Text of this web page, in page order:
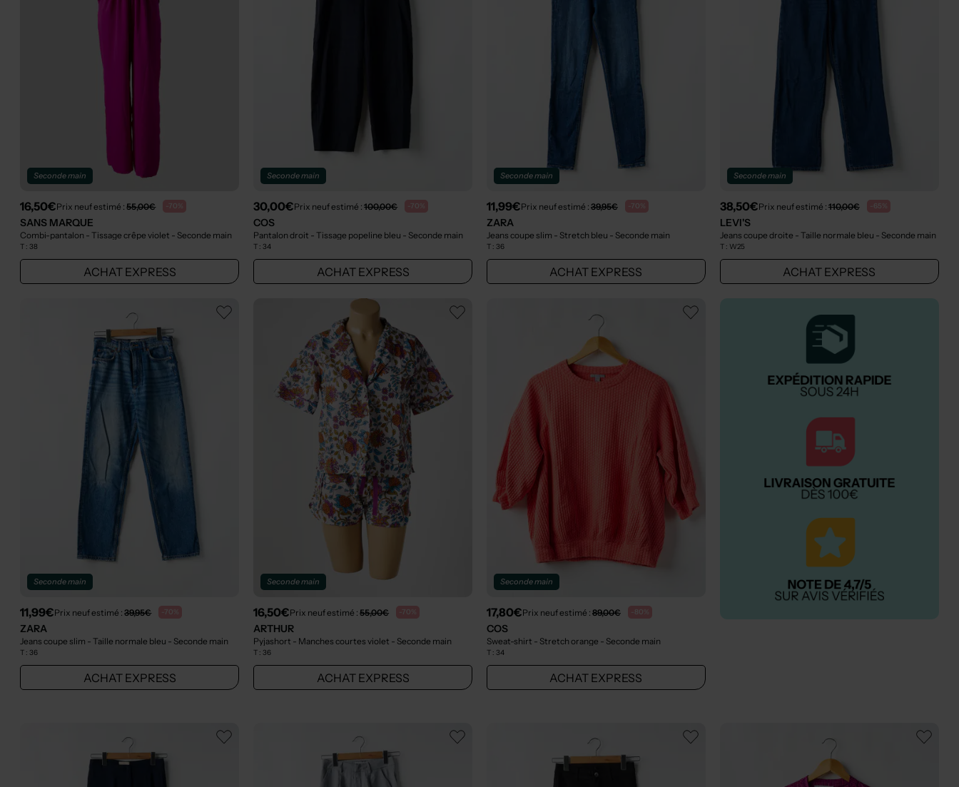
Seconde main
16,50€Prix neuf estimé :55,00€ -70%
SANS MARQUE
Combi-pantalon - Tissage crêpe violet - Seconde main
T :38
ACHAT EXPRESS
Seconde main
30,00€Prix neuf estimé :100,00€ -70%
COS
Pantalon droit - Tissage popeline bleu - Seconde main
T :34
ACHAT EXPRESS
Seconde main
11,99€Prix neuf estimé : 39,95€ -70%
ZARA
Jeans coupe slim - Stretch bleu - Seconde main
T : 36
ACHAT EXPRESS
Seconde main
38,50€Prix neuf estimé : 110,00€ -65%
LEVI'S
Jeans coupe droite - Taille normale bleu - Seconde main
T : W25
ACHAT EXPRESS
Seconde main
11,99€Prix neuf estimé :39,95€ -70%
ZARA
Jeans coupe slim - Taille normale bleu - Seconde main
T :36
ACHAT EXPRESS
Seconde main
16,50€Prix neuf estimé :55,00€ -70%
ARTHUR
Pyjashort - Manches courtes violet - Seconde main
T :36
ACHAT EXPRESS
Seconde main
17,80€Prix neuf estimé : 89,00€ -80%
COS
Sweat-shirt - Stretch orange - Seconde main
T : 34
ACHAT EXPRESS